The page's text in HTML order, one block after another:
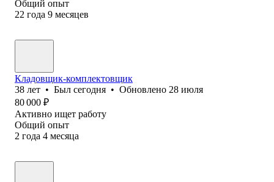
Общий опыт
22 года 9 месяцев
Кладовщик-комплектовщик
38 лет • Был сегодня • Обновлено 28 июля
80 000 ₽
Активно ищет работу
Общий опыт
2 года 4 месяца